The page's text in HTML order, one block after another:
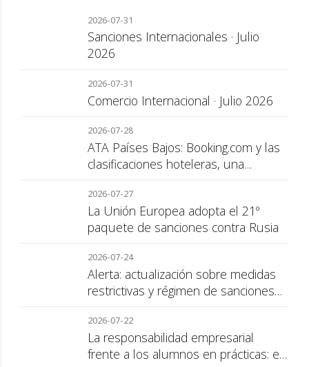
2026-07-31
Sanciones Internacionales · Julio
2026
2026-07-31
Comercio Internacional · Julio 2026
2026-07-28
ATA Países Bajos: Booking.com y las
clasificaciones hoteleras, una
consumidor
2026-07-27
La Unión Europea adopta el 21º
paquete de sanciones contra Rusia
2026-07-24
Alerta: actualización sobre medidas
restrictivas y régimen de sanciones
2026-07-22
La responsabilidad empresarial
frente a los alumnos en prácticas: el